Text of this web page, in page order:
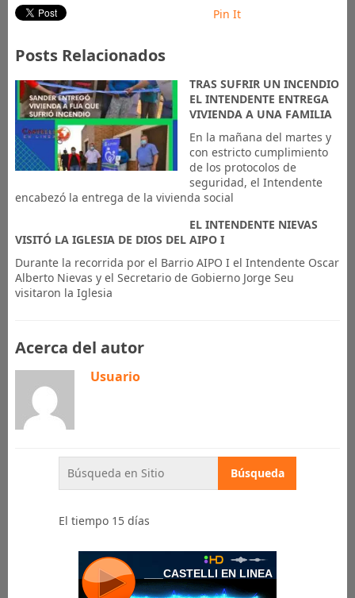
Pin It
Posts Relacionados
TRAS SUFRIR UN INCENDIO
EL INTENDENTE ENTREGA
VIVIENDA A UNA FAMILIA
En la mañana del martes y
con estricto cumplimiento
de los protocolos de
seguridad, el Intendente
encabezó la entrega de la vivienda social
EL INTENDENTE NIEVAS
VISITÓ LA IGLESIA DE DIOS DEL AIPO I
Durante la recorrida por el Barrio AIPO I el Intendente Oscar
Alberto Nievas y el Secretario de Gobierno Jorge Seu
visitaron la Iglesia
Acerca del autor
Usuario
El tiempo 15 días